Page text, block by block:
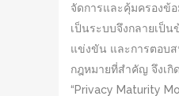
จัดการและคุ้มครองข้
เป็นระบบจึงกลายเป็น
แข่งขัน และการตอบ
กฎหมายที่สำคัญ จึงเกิ
“Privacy Maturity